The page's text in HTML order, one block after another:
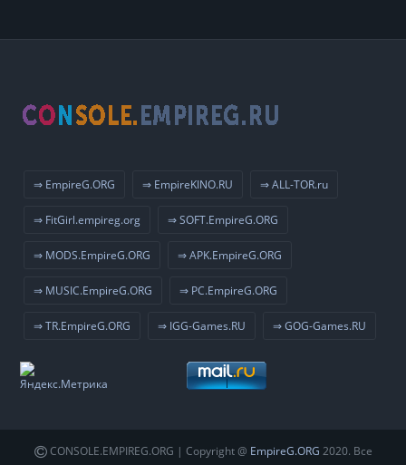
⇒ EmpireG.ORG ⇒ EmpireKINO.RU ⇒ ALL-TOR.ru
⇒ FitGirl.empireg.org ⇒ SOFT.EmpireG.ORG
⇒ MODS.EmpireG.ORG ⇒ APK.EmpireG.ORG
⇒ MUSIC.EmpireG.ORG ⇒ PC.EmpireG.ORG
⇒ TR.EmpireG.ORG ⇒ IGG-Games.RU ⇒ GOG-Games.RU
CONSOLE.EMPIREG.ORG | Copyright @ EmpireG.ORG 2020. Все